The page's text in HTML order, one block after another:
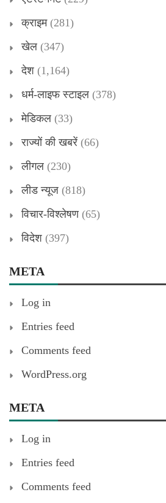
क्राइम(281)
खेल (347)
देश (1,164)
धर्म-लाइफ स्टाइल (378)
मेडिकल (33)
राज्यों की खबरें (66)
लीगल (230)
लीड न्यूज (818)
विचार-विश्लेषण(65)
विदेश (397)
META
Log in
Entries feed
Comments feed
WordPress.org
META
Log in
Entries feed
Comments feed